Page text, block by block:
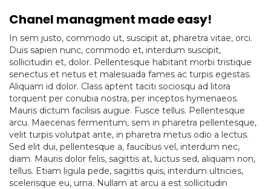
Chanel managment made easy!
In sem justo, commodo ut, suscipit at, pharetra vitae, orci.
Duis sapien nunc, commodo et, interdum suscipit,
sollicitudin et, dolor. Pellentesque habitant morbi tristique
senectus et netus et malesuada fames ac turpis egestas.
Aliquam id dolor. Class aptent taciti sociosqu ad litora
torquent per conubia nostra, per inceptos hymenaeos.
Mauris dictum facilisis augue. Fusce tellus. Pellentesque
arcu. Maecenas fermentum, sem in pharetra pellentesque,
velit turpis volutpat ante, in pharetra metus odio a lectus.
Sed elit dui, pellentesque a, faucibus vel, interdum nec,
diam. Mauris dolor felis, sagittis at, luctus sed, aliquam non,
tellus. Etiam ligula pede, sagittis quis, interdum ultricies,
scelerisque eu, urna. Nullam at arcu a est sollicitudin